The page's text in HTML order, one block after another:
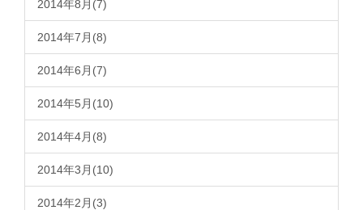
2014年8月(7)
2014年7月(8)
2014年6月(7)
2014年5月(10)
2014年4月(8)
2014年3月(10)
2014年2月(3)